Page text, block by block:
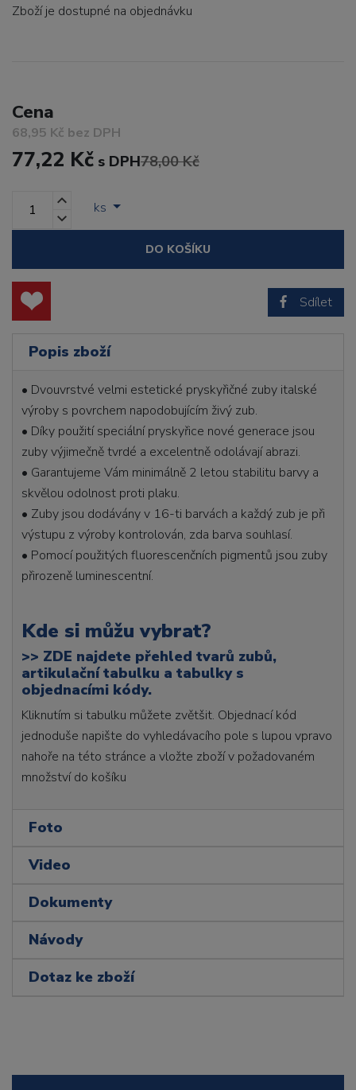
Zboží je dostupné na objednávku
Cena
68,95 Kč bez DPH
77,22 Kč s DPH78,00 Kč
ks
DO KOŠÍKU
Sdílet
Popis zboží
• Dvouvrstvé velmi estetické pryskyřičné zuby italské
výroby s povrchem napodobujícím živý zub.
• Díky použití speciální pryskyřice nové generace jsou
zuby výjimečně tvrdé a excelentně odolávají abrazi.
• Garantujeme Vám minimálně 2 letou stabilitu barvy a
skvělou odolnost proti plaku.
• Zuby jsou dodávány v 16-ti barvách a každý zub je při
výstupu z výroby kontrolován, zda barva souhlasí.
• Pomocí použitých fluorescenčních pigmentů jsou zuby
přirozeně luminescentní.
Kde si můžu vybrat?
>> ZDE najdete přehled tvarů zubů,
artikulační tabulku a tabulky s
objednacími kódy.
Kliknutím si tabulku můžete zvětšit. Objednací kód
jednoduše napište do vyhledávacího pole s lupou vpravo
nahoře na této stránce a vložte zboží v požadovaném
množství do košíku
Foto
Video
Dokumenty
Návody
Dotaz ke zboží